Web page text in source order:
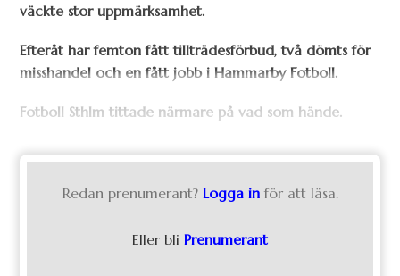
väckte stor uppmärksamhet.
Efteråt har femton fått tillträdesförbud, två dömts för
misshandel och en fått jobb i Hammarby Fotboll.
Fotboll Sthlm tittade närmare på vad som hände.
Redan prenumerant? Logga in för att läsa.
Eller bli Prenumerant